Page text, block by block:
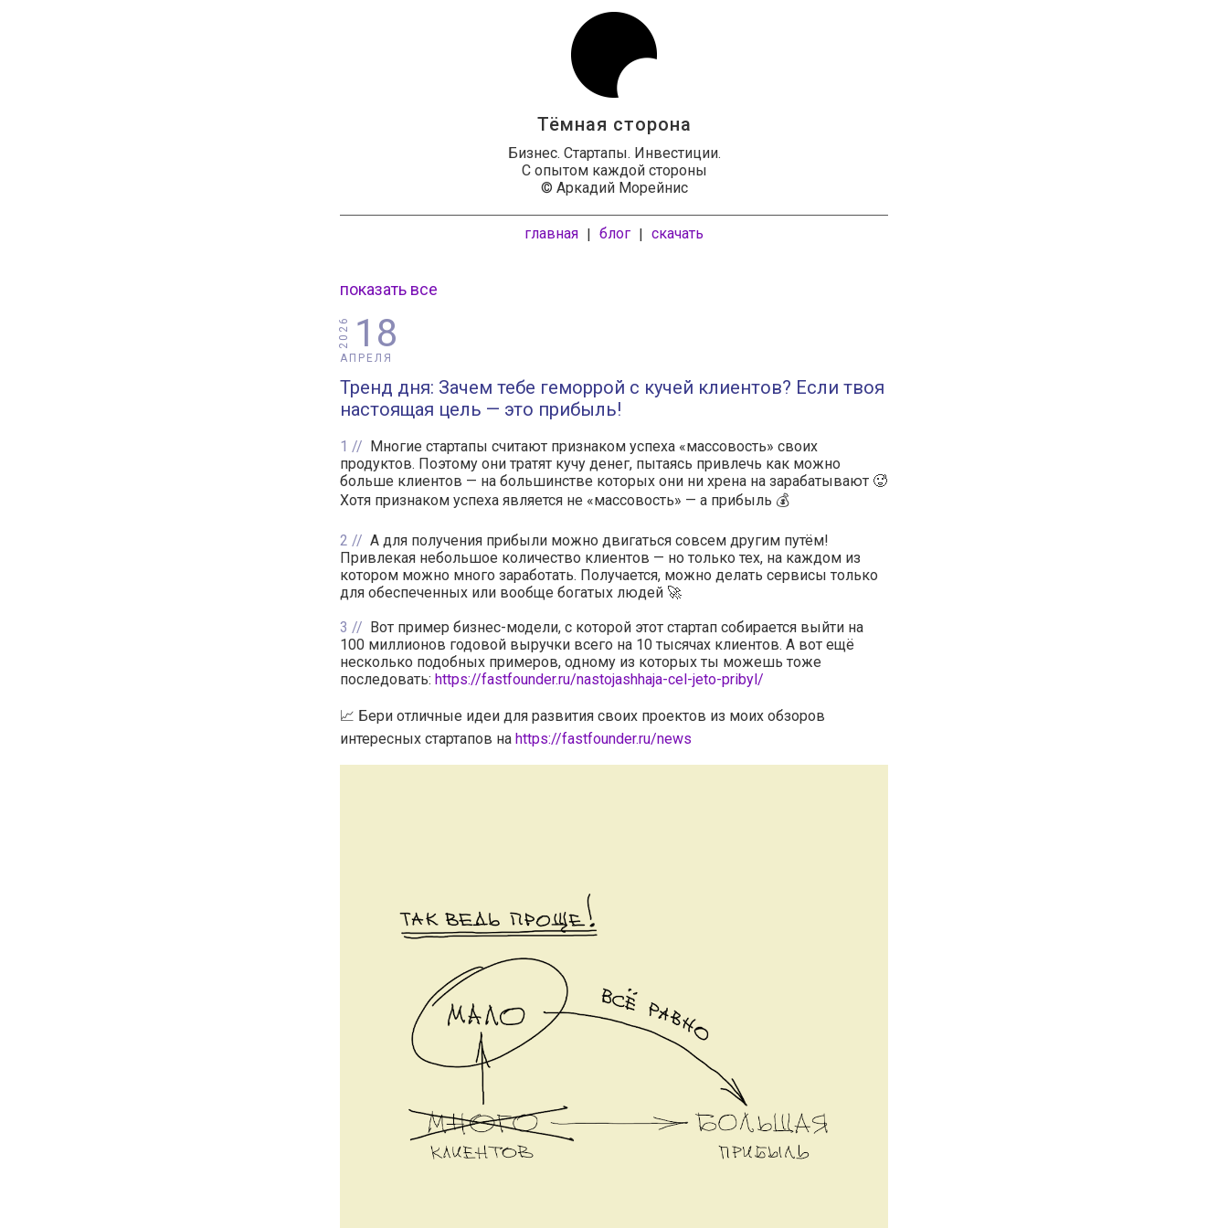
Тёмная сторона
Бизнес. Стартапы. Инвестиции.
С опытом каждой стороны
© Аркадий Морейнис
главная | блог | скачать
показать все
18
АПРЕЛЯ
2026
Тренд дня: Зачем тебе геморрой с кучей клиентов? Если твоя
настоящая цель — это прибыль!
1
Многие стартапы считают признаком успеха «массовость» своих
продуктов. Поэтому они тратят кучу денег, пытаясь привлечь как можно
больше клиентов — на большинстве которых они ни хрена на зарабатывают 🥵
Хотя признаком успеха является не «массовость» — а прибыль 💰
2
А для получения прибыли можно двигаться совсем другим путём!
Привлекая небольшое количество клиентов — но только тех, на каждом из
котором можно много заработать. Получается, можно делать сервисы только
для обеспеченных или вообще богатых людей 🚀
3
Вот пример бизнес-модели, с которой этот стартап собирается выйти на
100 миллионов годовой выручки всего на 10 тысячах клиентов. А вот ещё
несколько подобных примеров, одному из которых ты можешь тоже
последовать: https://fastfounder.ru/nastojashhaja-cel-jeto-pribyl/
📈 Бери отличные идеи для развития своих проектов из моих обзоров
интересных стартапов на https://fastfounder.ru/news